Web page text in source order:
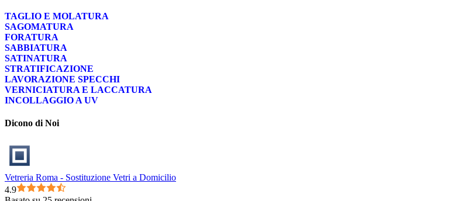
TAGLIO E MOLATURA
SAGOMATURA
FORATURA
SABBIATURA
SATINATURA
STRATIFICAZIONE
LAVORAZIONE SPECCHI
VERNICIATURA E LACCATURA
INCOLLAGGIO A UV
Dicono di Noi
Vetreria Roma - Sostituzione Vetri a Domicilio
4.9